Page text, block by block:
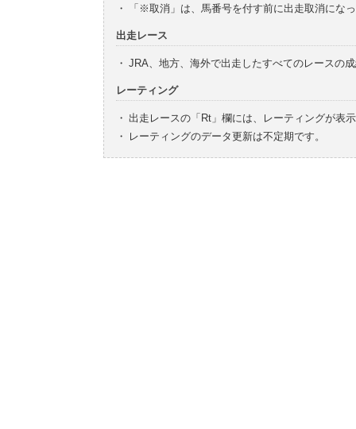
・ 「※取消」は、馬番号を付す前に出走取消にな
出走レース
・ JRA、地方、海外で出走したすべてのレースの
レーティング
・ 出走レースの「Rt」欄には、レーティングが表
・
レーティングのデータ更新は不定期です。